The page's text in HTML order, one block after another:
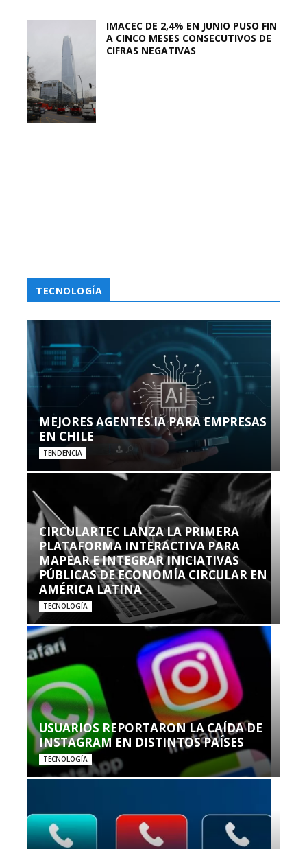
IMACEC DE 2,4% EN JUNIO PUSO FIN
A CINCO MESES CONSECUTIVOS DE
CIFRAS NEGATIVAS
TECNOLOGÍA
MEJORES AGENTES IA PARA EMPRESAS
EN CHILE
TENDENCIA
CIRCULARTEC LANZA LA PRIMERA
PLATAFORMA INTERACTIVA PARA
MAPEAR E INTEGRAR INICIATIVAS
PÚBLICAS DE ECONOMÍA CIRCULAR EN
AMÉRICA LATINA
TECNOLOGÍA
USUARIOS REPORTARON LA CAÍDA DE
INSTAGRAM EN DISTINTOS PAÍSES
TECNOLOGÍA